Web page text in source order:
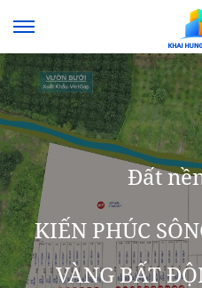
Đất
KIẾN PHÚC
VÀNG BẤT